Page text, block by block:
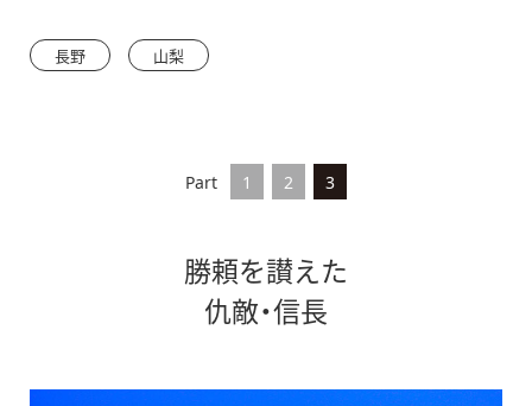
長野 山梨
Part 1 2 3
勝頼を讃えた
仇敵・信長